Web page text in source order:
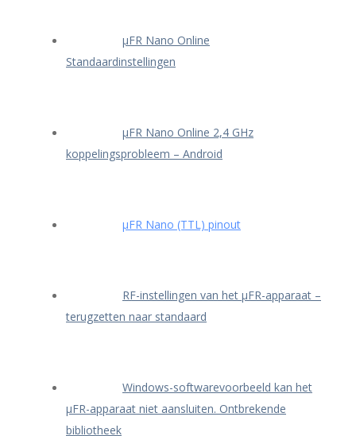
μFR Nano Online
Standaardinstellingen
μFR Nano Online 2,4 GHz
koppelingsprobleem – Android
μFR Nano (TTL) pinout
RF-instellingen van het μFR-apparaat –
terugzetten naar standaard
Windows-softwarevoorbeeld kan het
μFR-apparaat niet aansluiten. Ontbrekende
bibliotheek